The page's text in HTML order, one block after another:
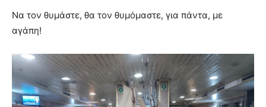
Να τον θυμάστε, θα τον θυμόμαστε, για πάντα, με
αγάπη!